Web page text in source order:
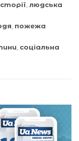
людська
пожежа
соціальна